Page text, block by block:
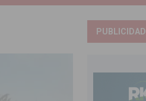
PUBLICIDAD